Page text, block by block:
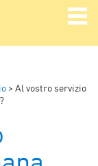
> Al vostro servizio